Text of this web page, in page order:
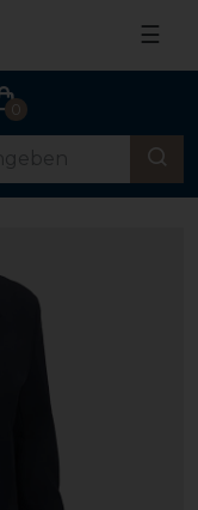
☰
0